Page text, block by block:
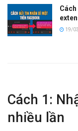
19/
Cách 1:
nhiều lần